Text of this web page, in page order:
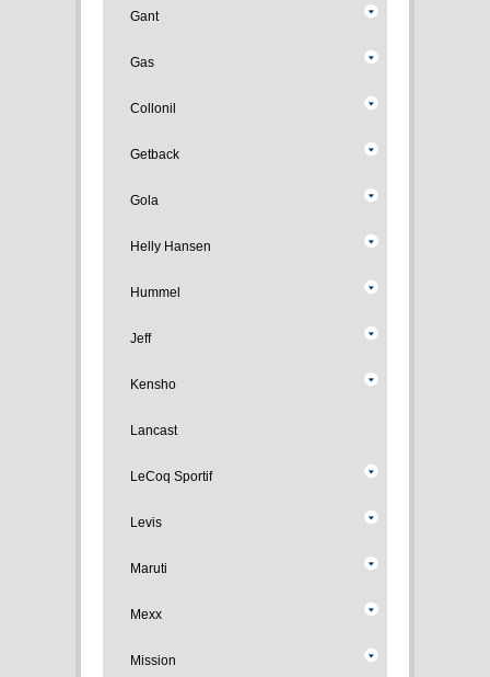
Gant
Gas
Collonil
Getback
Gola
Helly Hansen
Hummel
Jeff
Kensho
Lancast
LeCoq Sportif
Levis
Maruti
Mexx
Mission